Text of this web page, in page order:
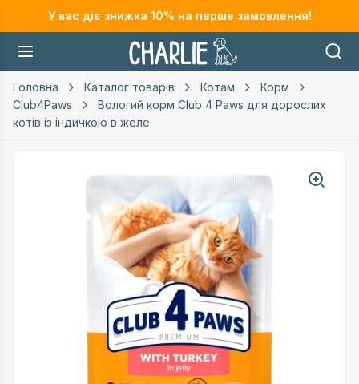
У вас діє знижка 10% на перше замовлення!
Головна Каталог товарів Котам
Корм
Club4Paws
Вологий корм Club 4 Paws для дорослих
котів із індичкою в желе